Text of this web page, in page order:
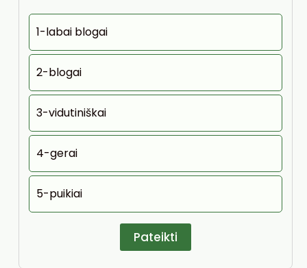
1-labai blogai
2-blogai
3-vidutiniškai
4-gerai
5-puikiai